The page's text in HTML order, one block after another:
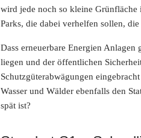
wird jede noch so kleine Grünfläche
Parks, die dabei verhelfen sollen,
Dass erneuerbare Energien
liegen und der öffentlichen
Schutzgüterabwägungen eingebracht
Wasser und Wälder ebenfalls den
spät ist?